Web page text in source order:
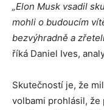
„Elon Musk vsadil
mohli o budoucím
bezvýhradně a
říká Daniel Ives,
Skutečností je, že
volbami prohlásil, že